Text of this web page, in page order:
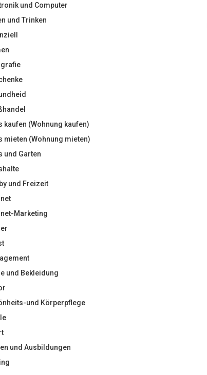
und Computer
und Trinken
kaufen (Wohnung kaufen)
mieten (Wohnung mieten)
und Garten
und Freizeit
Marketing
und Bekleidung
und Körperpflege
und Ausbildungen